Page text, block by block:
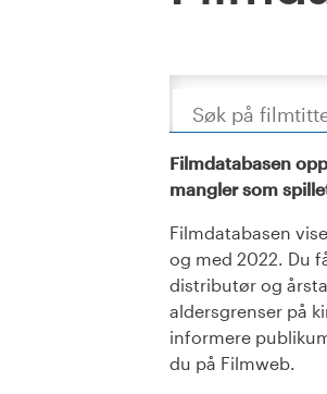
Søk
Filmdatabasen
mangler som
Filmdatabasen
og med 2022. Du
distributør og
aldersgrenser på
informere
du på Filmweb.